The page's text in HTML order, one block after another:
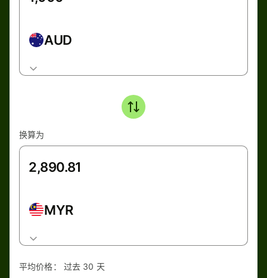
AUD
换算为
MYR
平均价格： 过去 30 天